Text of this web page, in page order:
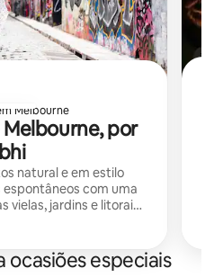
Melbourne
por
natural e em estilo
com uma
vielas, jardins e litorais
ocasiões especiais